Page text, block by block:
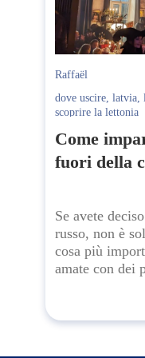
Raffaël
dove uscire, latvia,
scoprire la lettonia
Come
fuori della
Se avete
russo, non è
cosa più
amate con dei